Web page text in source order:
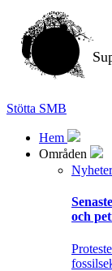
Stötta SMB
Hem
Områden
och